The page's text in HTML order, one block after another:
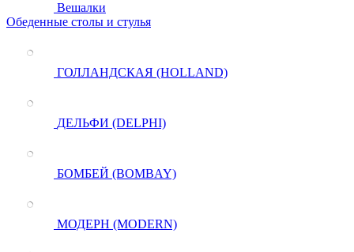
Вешалки
Обеденные столы и стулья
ГОЛЛАНДСКАЯ (HOLLAND)
ДЕЛЬФИ (DELPHI)
БОМБЕЙ (BOMBAY)
МОДЕРН (MODERN)